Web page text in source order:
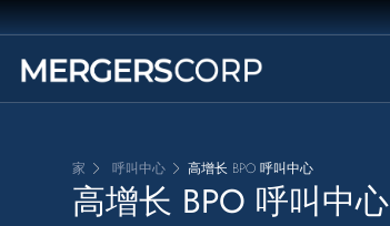
家 呼叫中心 高增长 BPO 呼叫中心
高增长 BPO 呼叫中心